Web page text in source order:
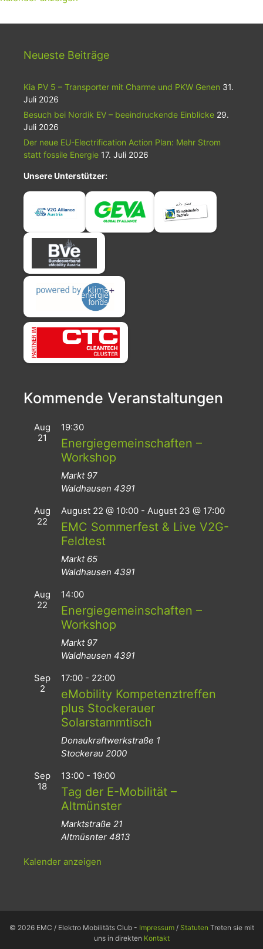
Neueste Beiträge
Kia PV 5 – Transporter mit Charme und PKW Genen 31.
Juli 2026
Besuch bei Nordik EV – beeindruckende Einblicke 29.
Juli 2026
Der neue EU-Electrification Action Plan: Mehr Strom
statt fossile Energie 17. Juli 2026
Unsere Unterstützer:
Kommende Veranstaltungen
Aug
21
19:30
Energiegemeinschaften –
Workshop
Markt 97
Waldhausen 4391
Aug
22
August 22 @ 10:00 - August 23 @ 17:00
EMC Sommerfest & Live V2G-
Feldtest
Markt 65
Waldhausen 4391
Aug
22
14:00
Energiegemeinschaften –
Workshop
Markt 97
Waldhausen 4391
Sep
2
17:00 - 22:00
eMobility Kompetenztreffen
plus Stockerauer
Solarstammtisch
Donaukraftwerkstraße 1
Stockerau 2000
Sep
18
13:00 - 19:00
Tag der E-Mobilität –
Altmünster
Marktstraße 21
Altmüsnter 4813
Kalender anzeigen
© 2026 EMC / Elektro Mobilitäts Club - Impressum/ Statuten Treten sie mit
uns in direkten Kontakt